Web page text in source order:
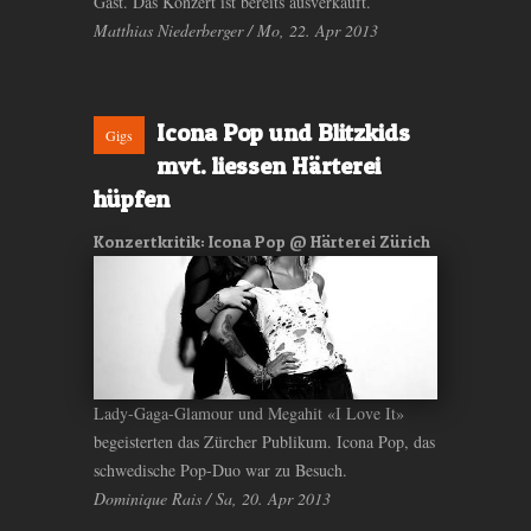
Matthias Niederberger / Mo, 22. Apr 2013
Gigs
Icona Pop und Blitzkids
mvt. liessen Härterei
hüpfen
Konzertkritik: Icona Pop @ Härterei Zürich
Lady-Gaga-Glamour und Megahit «I Love It»
begeisterten das Zürcher Publikum. Icona Pop, das
schwedische Pop-Duo war zu Besuch.
Dominique Rais / Sa, 20. Apr 2013